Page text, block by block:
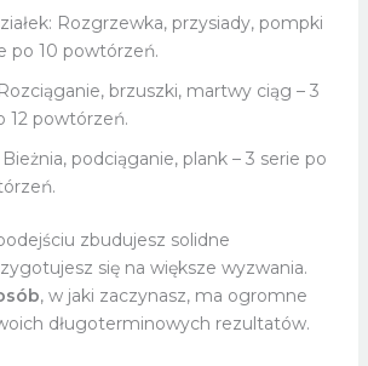
Rozgrzewka, przysiady, pompki
po 10 powtórzeń.
brzuszki, martwy ciąg – 3
12 powtórzeń.
podciąganie, plank – 3 serie po
zbudujesz solidne
się na większe wyzwania.
, w jaki zaczynasz, ma ogromne
długoterminowych rezultatów.